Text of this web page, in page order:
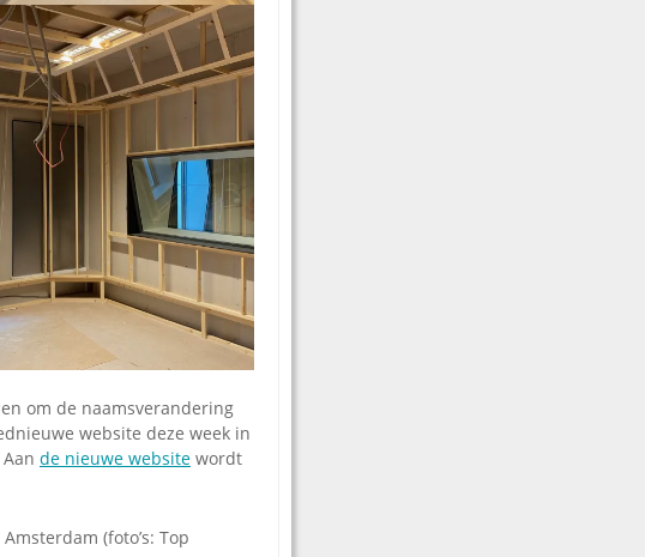
om de naamsverandering
website deze week in
de nieuwe website wordt
(foto’s: Top